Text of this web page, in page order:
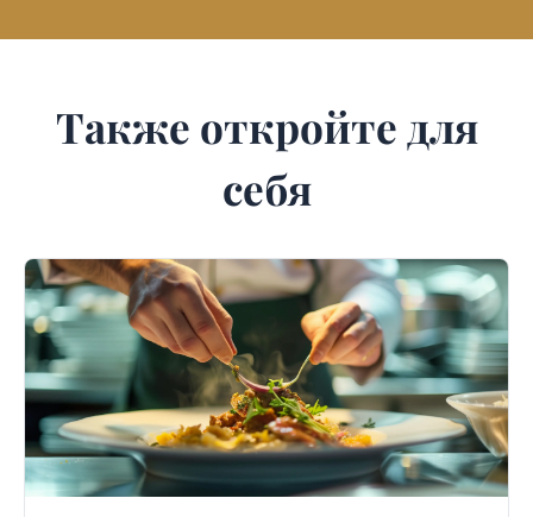
Также откройте для
себя